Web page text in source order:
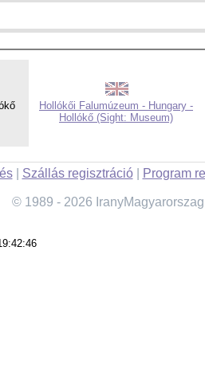
Hollókői Falumúzeum - Hungary -
Hollókő (Sight: Museum)
| Szállás regisztráció| Program
© 1989 - 2026